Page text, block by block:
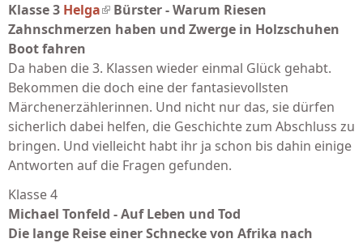
Klasse 3 Helga(link is external)
Bürster - Warum Riesen
Zahnschmerzen haben und Zwerge in Holzschuhen
Boot fahren
Da haben die 3. Klassen wieder einmal Glück gehabt.
Bekommen die doch eine der fantasievollsten
Märchenerzählerinnen. Und nicht nur das, sie dürfen
sicherlich dabei helfen, die Geschichte zum Abschluss zu
bringen. Und vielleicht habt ihr ja schon bis dahin einige
Antworten auf die Fragen gefunden.
Klasse 4
Michael Tonfeld - Auf Leben und Tod
Die lange Reise einer Schnecke von Afrika nach